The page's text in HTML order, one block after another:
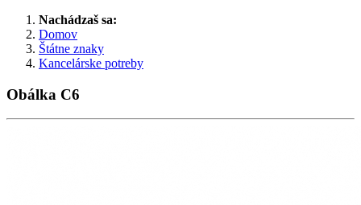
Nachádzaš sa:
Domov
Štátne znaky
Kancelárske potreby
Obálka C6